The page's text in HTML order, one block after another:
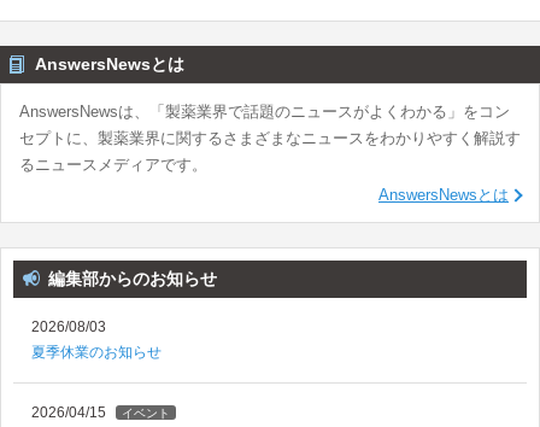
AnswersNewsとは
AnswersNewsは、「製薬業界で話題のニュースがよくわかる」をコン
セプトに、製薬業界に関するさまざまなニュースをわかりやすく解説す
るニュースメディアです。
AnswersNewsとは
編集部からのお知らせ
2026/08/03
夏季休業のお知らせ
2026/04/15 イベント